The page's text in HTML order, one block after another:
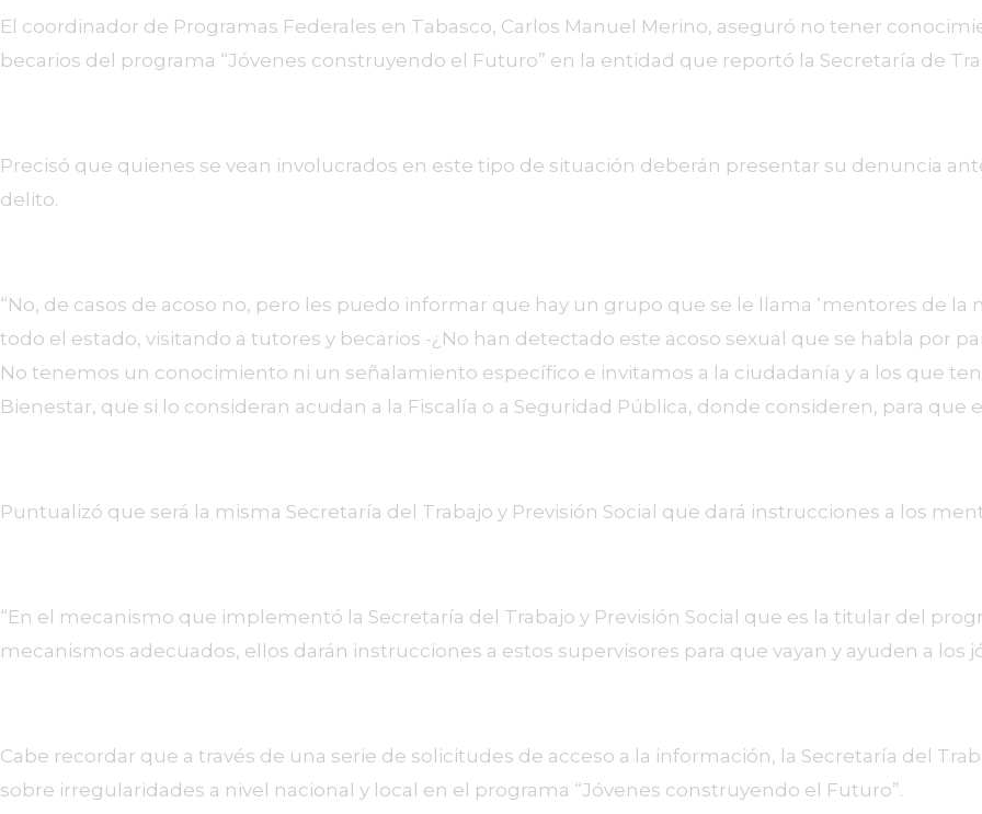
El coordinador de Programas Federales en Tabasco, Carlos Manuel Merino, aseguró no tener
becarios del programa “Jóvenes construyendo el Futuro” en la entidad que reportó la Secretaría de
Precisó que quienes se vean involucrados en este tipo de situación deberán presentar su denuncia
delito.
“No, de casos de acoso no, pero les puedo informar que hay un grupo que se le llama ‘mentores de la
todo el estado, visitando a tutores y becarios -¿No han detectado este acoso sexual que se habla por
No tenemos un conocimiento ni un señalamiento específico e invitamos a la ciudadanía y a los que
Bienestar, que si lo consideran acudan a la Fiscalía o a Seguridad Pública, donde consideren, para que
Puntualizó que será la misma Secretaría del Trabajo y Previsión Social que dará instrucciones a los
“En el mecanismo que implementó la Secretaría del Trabajo y Previsión Social que es la titular del
mecanismos adecuados, ellos darán instrucciones a estos supervisores para que vayan y ayuden a los
Cabe recordar que a través de una serie de solicitudes de acceso a la información, la Secretaría del
sobre irregularidades a nivel nacional y local en el programa “Jóvenes construyendo el Futuro”.